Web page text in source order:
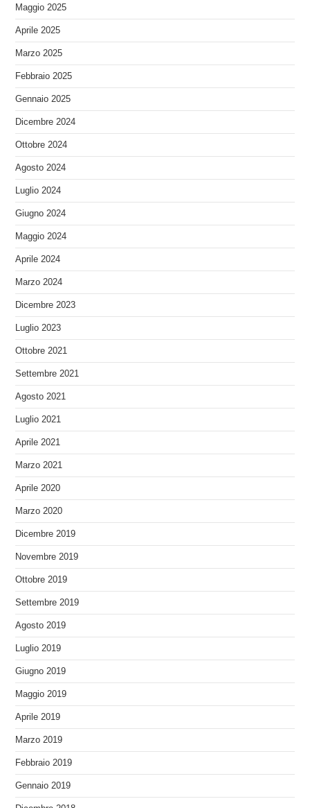
Maggio 2025
Aprile 2025
Marzo 2025
Febbraio 2025
Gennaio 2025
Dicembre 2024
Ottobre 2024
Agosto 2024
Luglio 2024
Giugno 2024
Maggio 2024
Aprile 2024
Marzo 2024
Dicembre 2023
Luglio 2023
Ottobre 2021
Settembre 2021
Agosto 2021
Luglio 2021
Aprile 2021
Marzo 2021
Aprile 2020
Marzo 2020
Dicembre 2019
Novembre 2019
Ottobre 2019
Settembre 2019
Agosto 2019
Luglio 2019
Giugno 2019
Maggio 2019
Aprile 2019
Marzo 2019
Febbraio 2019
Gennaio 2019